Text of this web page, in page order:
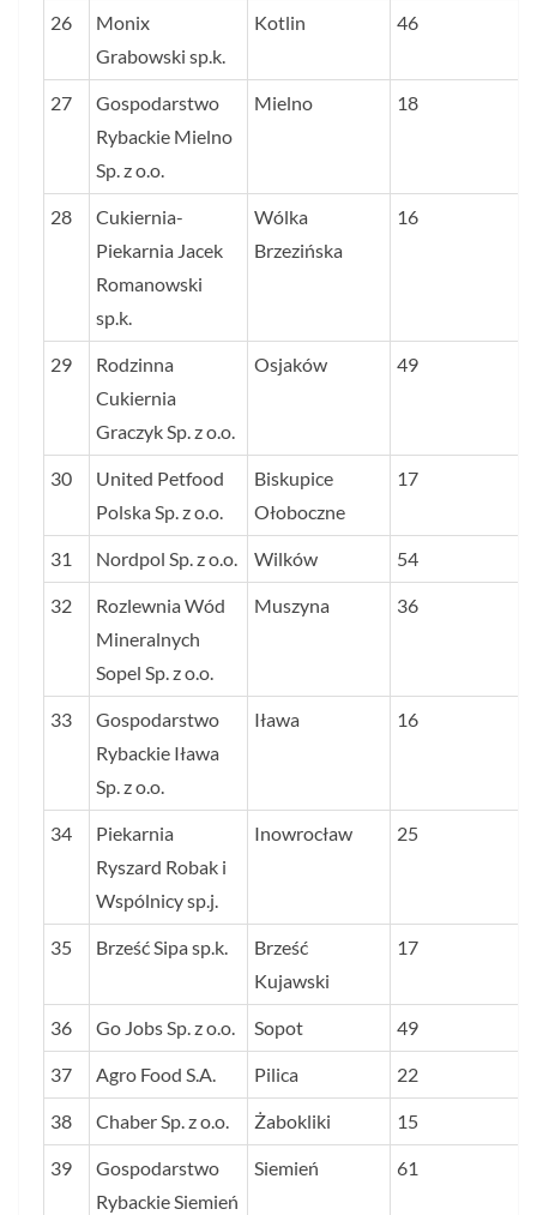
26
Monix
Grabowski sp.k.
Kotlin 46
27
Gospodarstwo
Rybackie Mielno
Sp. z o.o.
Mielno 18
28
Cukiernia-
Piekarnia Jacek
Romanowski
sp.k.
Wólka
Brzezińska
16
29
Rodzinna
Cukiernia
Graczyk Sp. z o.o.
Osjaków 49
30
United Petfood
Polska Sp. z o.o.
Biskupice
Ołoboczne
17
31 Nordpol Sp. z o.o. Wilków 54
32
Rozlewnia Wód
Mineralnych
Sopel Sp. z o.o.
Muszyna 36
33
Gospodarstwo
Rybackie Iława
Sp. z o.o.
Iława 16
34
Piekarnia
Ryszard Robak i
Wspólnicy sp.j.
Inowrocław 25
35 Brześć Sipa sp.k.
Brześć
Kujawski
17
36 Go Jobs Sp. z o.o. Sopot 49
37 Agro Food S.A. Pilica 22
38 Chaber Sp. z o.o. Żabokliki 15
39
Gospodarstwo
Rybackie Siemień
Siemień 61